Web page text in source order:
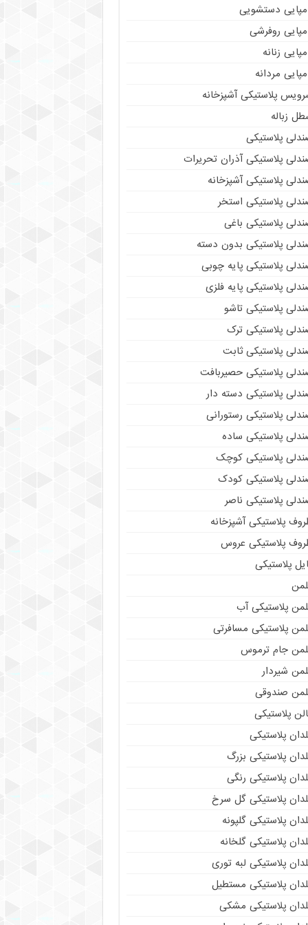
دستشویی
روفرشی
زنانه
مردانه
پلاستیکی آشپزخانه
زباله
پلاستیکی
پلاستیکی آذران تحریرات
پلاستیکی آشپزخانه
پلاستیکی استخر
پلاستیکی باغی
پلاستیکی بدون دسته
پلاستیکی پایه چوبی
پلاستیکی پایه فلزی
پلاستیکی تاشو
پلاستیکی ترک
پلاستیکی ثابت
پلاستیکی حصیربافت
پلاستیکی دسته دار
پلاستیکی رستورانی
پلاستیکی ساده
پلاستیکی کوچک
پلاستیکی کودک
پلاستیکی ناصر
پلاستیکی آشپزخانه
پلاستیکی عروس
پلاستیکی
پلاستیکی آب
پلاستیکی مسافرتی
جام ترموس
شیردار
صندوقی
پلاستیکی
پلاستیکی
پلاستیکی بزرگ
پلاستیکی رنگی
پلاستیکی گل سرخ
پلاستیکی گلپونه
پلاستیکی گلخانه
پلاستیکی لبه توری
پلاستیکی مستطیل
پلاستیکی مشکی